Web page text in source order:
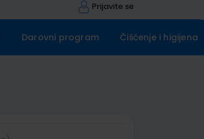
Prijavite se
Darovni program Čišćenje i higijena